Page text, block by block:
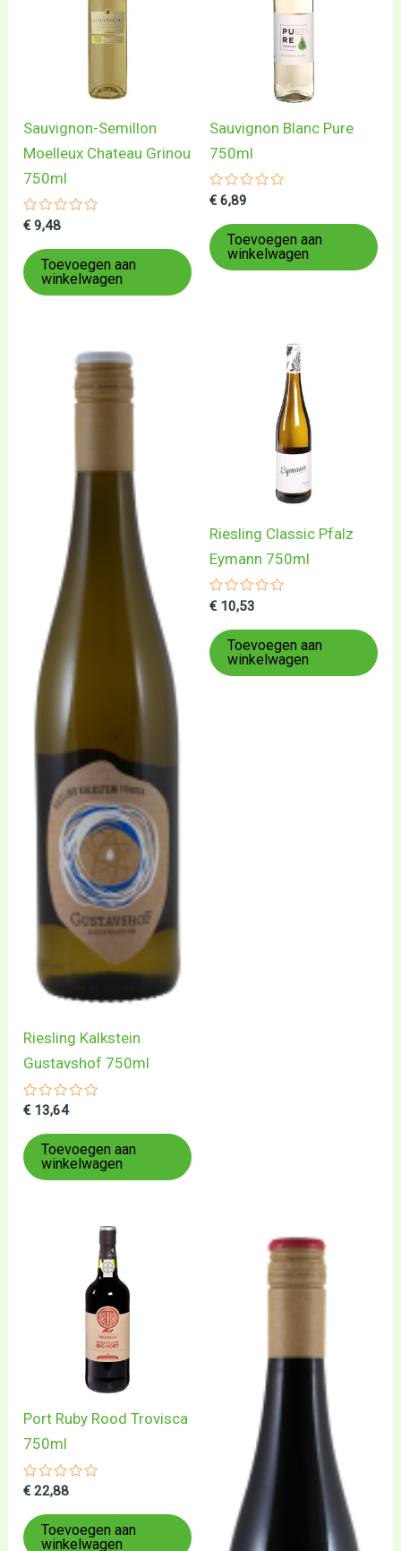
Sauvignon-Semillon
Moelleux Chateau Grinou
750ml
Gewaardeerd
uit
5
€ 9,48
Toevoegen aan
winkelwagen
Sauvignon Blanc Pure
750ml
Gewaardeerd
uit
5
€ 6,89
Toevoegen aan
winkelwagen
Riesling Kalkstein
Gustavshof 750ml
Gewaardeerd
uit
5
€ 13,64
Toevoegen aan
winkelwagen
Riesling Classic Pfalz
Eymann 750ml
Gewaardeerd
uit
5
€ 10,53
Toevoegen aan
winkelwagen
Port Ruby Rood Trovisca
750ml
Gewaardeerd
uit
5
€ 22,88
Toevoegen aan
winkelwagen